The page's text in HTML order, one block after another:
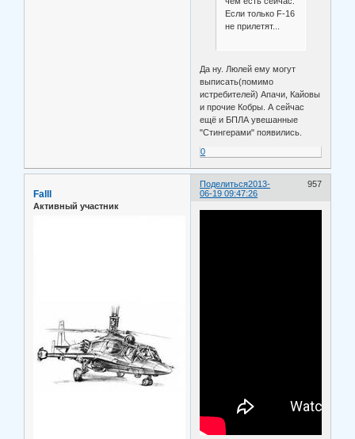
Если только F-16
не прилетят...
Да ну. Люлей ему могут
выписать(помимо
истребителей) Апачи, Кайовы
и прочие Кобры. А сейчас
ещё и БПЛА увешанные
"Стингерами" появились.
0
Поделиться 957
2013-
06-19 09:47:26
Falll
Активный участник